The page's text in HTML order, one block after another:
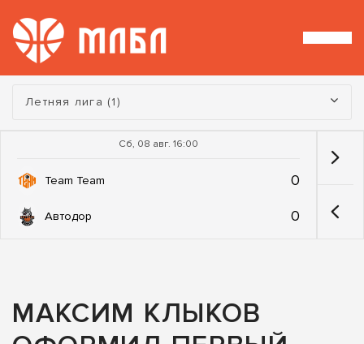
Турнир:
Летняя лига (1)
Сб, 08 авг. 16:00
Team Team 0
Автодор 0
МАКСИМ КЛЫКОВ